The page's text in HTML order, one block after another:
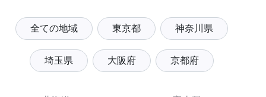
全ての地域 東京都 神奈川県
埼玉県 大阪府 京都府